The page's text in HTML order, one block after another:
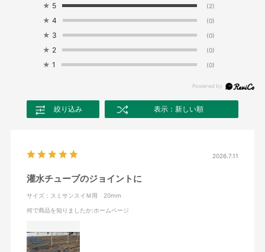
★ 5 (2)
★ 4 (0)
★ 3 (0)
★ 2 (0)
★ 1 (0)
絞り込み 表示：新しい順
2026.7.11
灌水チューブのジョイントに
サイズ：スミサンスイＭ用 20mm
何で商品を知りましたか:ホームページ